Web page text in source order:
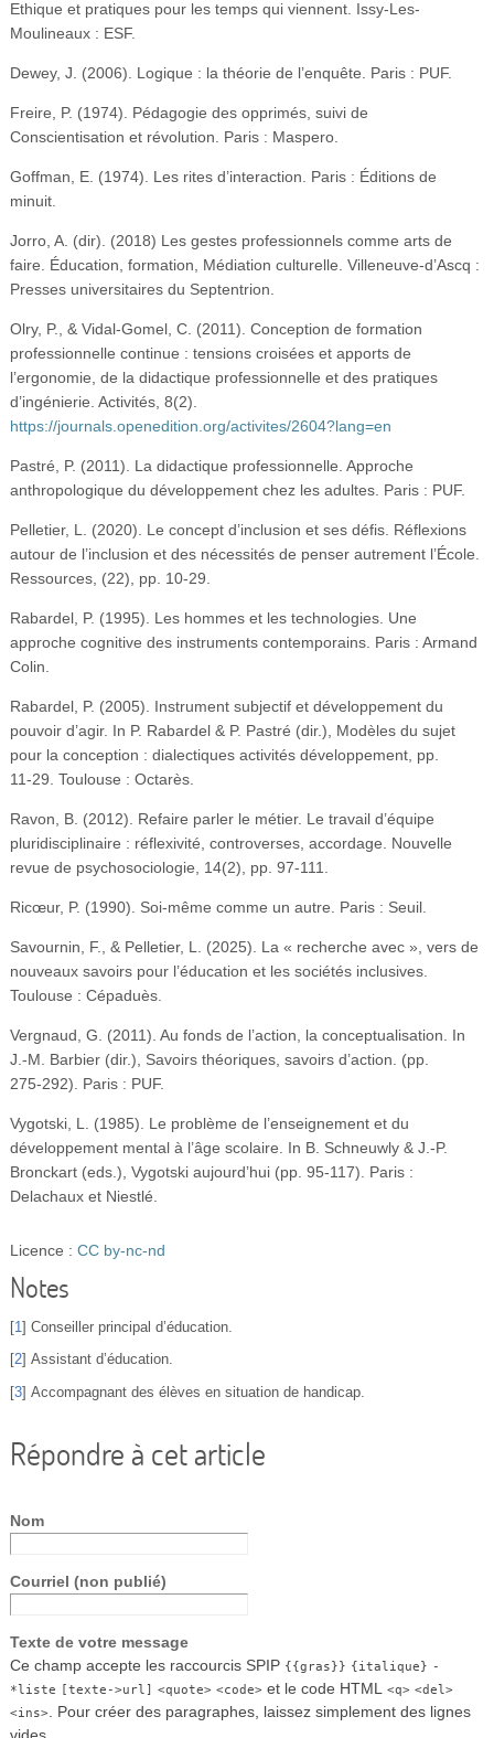
Ethique et pratiques pour les temps qui viennent. Issy-Les-
Moulineaux : ESF.
Dewey, J. (2006). Logique : la théorie de l’enquête. Paris : PUF.
Freire, P. (1974). Pédagogie des opprimés, suivi de
Conscientisation et révolution. Paris : Maspero.
Goffman, E. (1974). Les rites d’interaction. Paris : Éditions de
minuit.
Jorro, A. (dir). (2018) Les gestes professionnels comme arts de
faire. Éducation, formation, Médiation culturelle. Villeneuve-d’Ascq :
Presses universitaires du Septentrion.
Olry, P., & Vidal-Gomel, C. (2011). Conception de formation
professionnelle continue : tensions croisées et apports de
l’ergonomie, de la didactique professionnelle et des pratiques
d’ingénierie. Activités, 8(2).
https://journals.openedition.org/activites/2604?lang=en
Pastré, P. (2011). La didactique professionnelle. Approche
anthropologique du développement chez les adultes. Paris : PUF.
Pelletier, L. (2020). Le concept d’inclusion et ses défis. Réflexions
autour de l’inclusion et des nécessités de penser autrement l’École.
Ressources, (22), pp. 10‑29.
Rabardel, P. (1995). Les hommes et les technologies. Une
approche cognitive des instruments contemporains. Paris : Armand
Colin.
Rabardel, P. (2005). Instrument subjectif et développement du
pouvoir d’agir. In P. Rabardel & P. Pastré (dir.), Modèles du sujet
pour la conception : dialectiques activités développement, pp.
11‑29. Toulouse : Octarès.
Ravon, B. (2012). Refaire parler le métier. Le travail d’équipe
pluridisciplinaire : réflexivité, controverses, accordage. Nouvelle
revue de psychosociologie, 14(2), pp. 97‑111.
Ricœur, P. (1990). Soi-même comme un autre. Paris : Seuil.
Savournin, F., & Pelletier, L. (2025). La « recherche avec », vers de
nouveaux savoirs pour l’éducation et les sociétés inclusives.
Toulouse : Cépaduès.
Vergnaud, G. (2011). Au fonds de l’action, la conceptualisation. In
J.‑M. Barbier (dir.), Savoirs théoriques, savoirs d’action. (pp.
275‑292). Paris : PUF.
Vygotski, L. (1985). Le problème de l’enseignement et du
développement mental à l’âge scolaire. In B. Schneuwly & J.-P.
Bronckart (eds.), Vygotski aujourd’hui (pp. 95‑117). Paris :
Delachaux et Niestlé.
Licence : CC by-nc-nd
Notes
[1 ] Conseiller principal d’éducation.
2] Assistant d’éducation.
3] Accompagnant des élèves en situation de handicap.
Répondre à cet article
Nom
Courriel (non publié)
Texte de votre message
Ce champ accepte les raccourcis SPIP {{gras}} {italique} -
*liste [texte->url] <quote> <code>et le code HTML <q> <del>
<ins>. Pour créer des paragraphes, laissez simplement des lignes
vides.